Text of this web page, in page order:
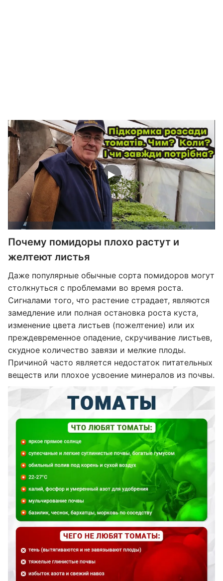
Почему помидоры плохо растут и
желтеют листья
Даже популярные обычные сорта помидоров могут
столкнуться с проблемами во время роста.
Сигналами того, что растение страдает, являются
замедление или полная остановка роста куста,
изменение цвета листьев (пожелтение) или их
преждевременное опадение, скручивание листьев,
скудное количество завязи и мелкие плоды.
Причиной часто является недостаток питательных
веществ или плохое усвоение минералов из почвы.